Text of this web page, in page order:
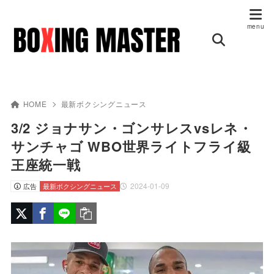
HOME 最新ボクシングニュース
3/2 ジョナサン・ゴンサレスvsレネ・
サンチャゴ WBO世界ライトフライ級
王座統一戦
広告 2024-01-09
最新ボクシングニュース